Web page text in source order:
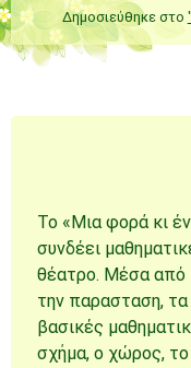
Δημοσιεύθηκε στο
Το «Μια φορά κι
συνδέει
θέατρο. Μέσα από
την παρασταση, τα
βασικές
σχήμα, ο χώρος,